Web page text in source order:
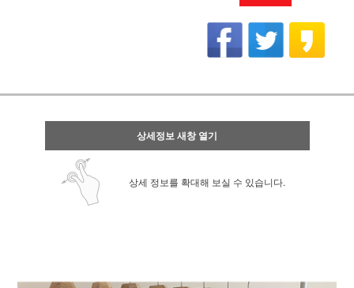
상세정보 새창 열기
상세 정보를 확대해 보실 수 있습니다.